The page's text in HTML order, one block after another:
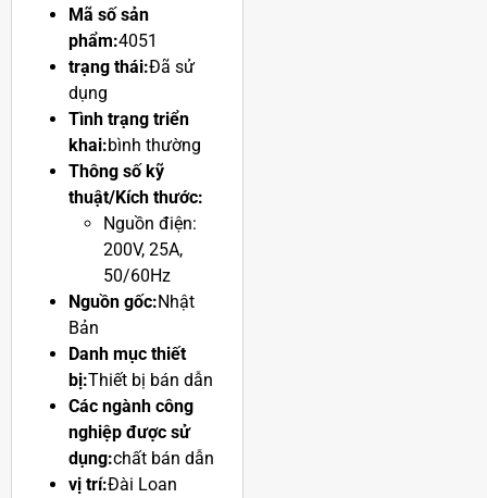
mẫu:CRD4000N
Mã số sản
phẩm:4051
trạng thái:
dụng
Tình trạng triển
khai:bình thường
Thông số kỹ
thuật/Kích thước:
Nguồn điện:
200V, 25A,
50/60Hz
Nguồn gốc:
Bản
Danh mục thiết
bị:Thiết bị bán dẫn
Các ngành công
nghiệp được sử
dụng:chất bán dẫn